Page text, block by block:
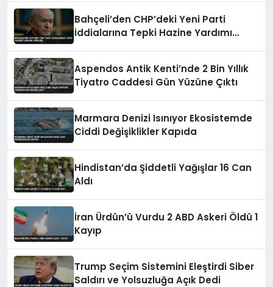
Bahçeli’den CHP’deki Yeni Parti
İddialarına Tepki Hazine Yardımı
Aspendos Antik Kenti’nde 2 Bin Yıllık
Tiyatro Caddesi Gün Yüzüne Çıktı
Marmara Denizi Isınıyor Ekosistemde
Ciddi Değişiklikler Kapıda
Hindistan’da Şiddetli Yağışlar 16 Can
Aldı
İran Ürdün’ü Vurdu 2 ABD Askeri Öldü 1
Kayıp
Trump Seçim Sistemini Eleştirdi Siber
Saldırı ve Yolsuzluğa Açık Dedi